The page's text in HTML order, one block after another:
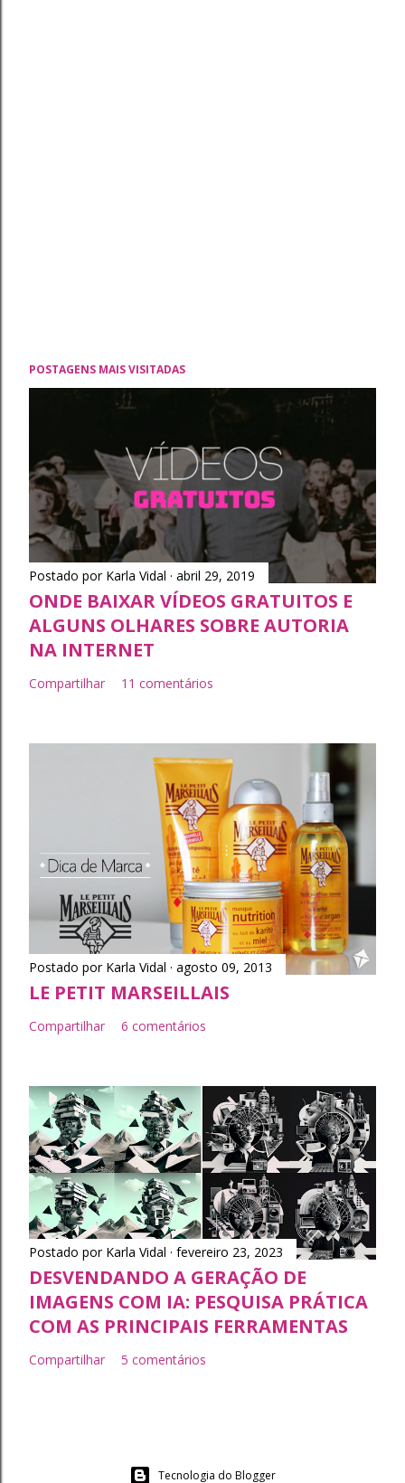
POSTAGENS MAIS VISITADAS
Postado por Karla Vidal abril 29, 2019
ONDE BAIXAR VÍDEOS GRATUITOS E
ALGUNS OLHARES SOBRE AUTORIA
NA INTERNET
Compartilhar 11 comentários
Postado por Karla Vidal agosto 09, 2013
LE PETIT MARSEILLAIS
Compartilhar 6 comentários
Postado por Karla Vidal fevereiro 23, 2023
DESVENDANDO A GERAÇÃO DE
IMAGENS COM IA: PESQUISA PRÁTICA
COM AS PRINCIPAIS FERRAMENTAS
Compartilhar 5 comentários
Tecnologia do Blogger